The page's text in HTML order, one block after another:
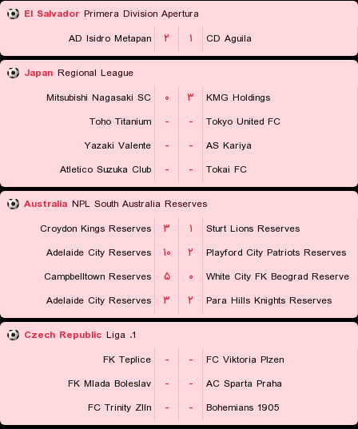
El Salvador Primera Division Apertura
AD Isidro Metapan
۲ ۱ CD Aguila
Japan Regional League
Mitsubishi Nagasaki SC
۰ ۳
KMG Holdings
Toho Titanium
- -
Tokyo United FC
Yazaki Valente
- -
AS Kariya
Atletico Suzuka Club
- - Tokai FC
Australia NPL South Australia Reserves
Croydon Kings Reserves
۳ ۱
Sturt Lions Reserves
Adelaide City Reserves
۱۰ ۲
Playford City Patriots Reserves
Campbelltown Reserves
۵ ۰
White City FK Beograd Reserve
Adelaide City Reserves
۳ ۲ Para Hills Knights Reserves
Czech Republic
1. Liga
FK Teplice
- -
FC Viktoria Plzen
FK Mlada Boleslav
- -
AC Sparta Praha
FC Trinity Zlín
- - Bohemians 1905